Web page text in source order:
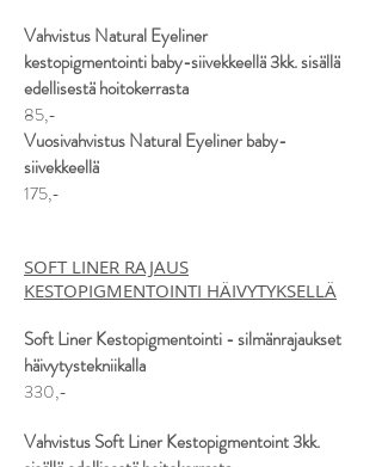
Vahvistus Natural Eyeliner
kestopigmentointibaby-siivekkeellä 3kk. sisällä
edellisestä hoitokerrasta
85,-
Vuosivahvistus Natural Eyeliner baby-
siivekkeellä
175,-
SOFT LINER RAJAUS
KESTOPIGMENTOINTI HÄIVYTYKSELLÄ
Soft Liner Kestopigmentointi - silmänrajaukset
häivytystekniikalla
330,-
Vahvistus Soft LinerKestopigmentoint 3kk.